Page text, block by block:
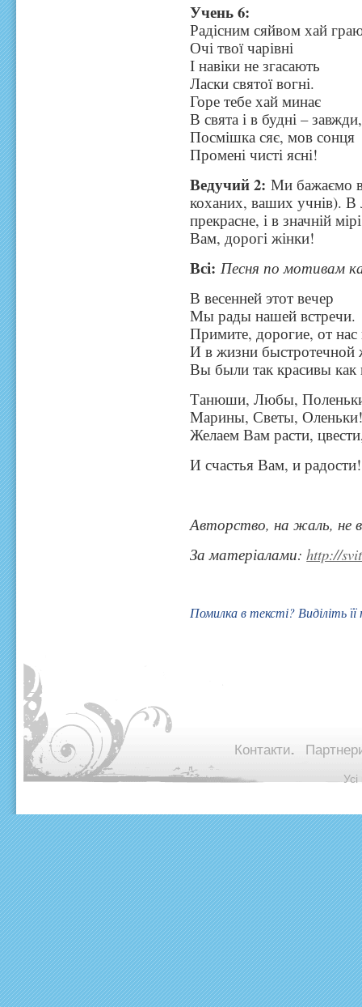
Учень 6:
Радісним сяйвом хай
Очі твої чарівні
І навіки не згасають
Ласки святої вогні.
Горе тебе хай минає
В свята і в будні – завжди,
Посмішка сяє, мов сонця
Промені чисті ясні!
Ведучий 2: Ми бажаємо
коханих, ваших учнів). В
прекрасне, і в значній
Вам, дорогі жінки!
Всі: Песня по мотивам
В весенней этот вечер
Мы рады нашей встречи.
Примите, дорогие, от
И в жизни быстротечной
Вы были так красивы
Танюши, Любы,
Марины, Светы,
Желаем Вам расти,
И счастья Вам, и радости!
Авторство, на жаль, не
За матеріалами:http://
Помилка в тексті? Виділіть
Контакти.
©